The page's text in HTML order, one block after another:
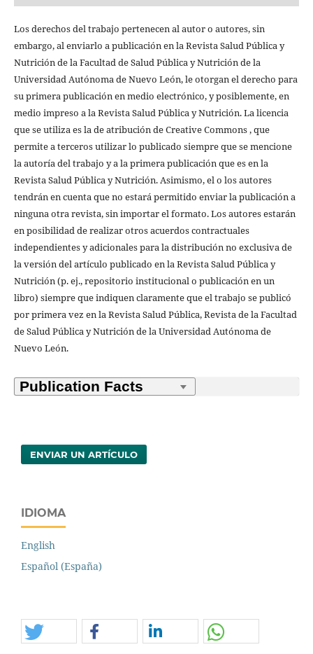
Los derechos del trabajo pertenecen al autor o autores, sin
embargo, al enviarlo a publicación en la Revista Salud Pública y
Nutrición de la Facultad de Salud Pública y Nutrición de la
Universidad Autónoma de Nuevo León, le otorgan el derecho para
su primera publicación en medio electrónico, y posiblemente, en
medio impreso a la Revista Salud Pública y Nutrición. La licencia
que se utiliza es la de atribución de Creative Commons , que
permite a terceros utilizar lo publicado siempre que se mencione
la autoría del trabajo y a la primera publicación que es en la
Revista Salud Pública y Nutrición. Asimismo, el o los autores
tendrán en cuenta que no estará permitido enviar la publicación a
ninguna otra revista, sin importar el formato. Los autores estarán
en posibilidad de realizar otros acuerdos contractuales
independientes y adicionales para la distribución no exclusiva de
la versión del artículo publicado en la Revista Salud Pública y
Nutrición (p. ej., repositorio institucional o publicación en un
libro) siempre que indiquen claramente que el trabajo se publicó
por primera vez en la Revista Salud Pública, Revista de la Facultad
de Salud Pública y Nutrición de la Universidad Autónoma de
Nuevo León.
ENVIAR UN ARTÍCULO
IDIOMA
English
Español (España)